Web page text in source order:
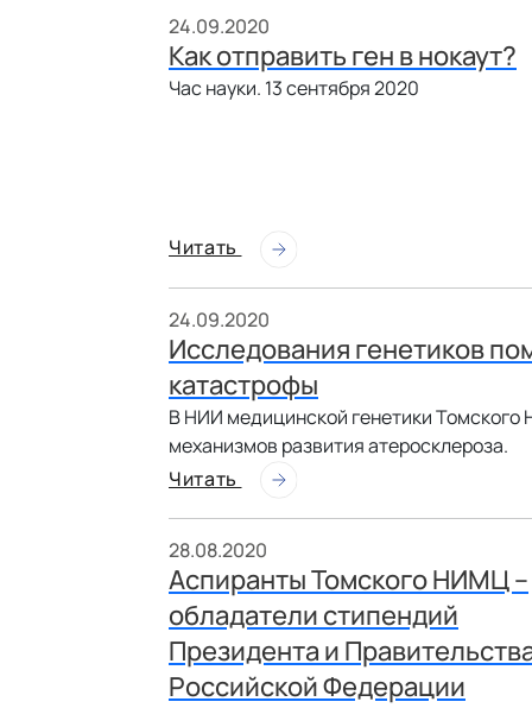
24.09.2020
Как отправить ген в нокаут?
Час науки. 13 сентября 2020
Читать
24.09.2020
Исследования генетиков
катастрофы
В НИИ медицинской генетики
механизмов развития атеросклероза.
Читать
28.08.2020
Аспиранты Томского НИМЦ –
обладатели стипендий
Президента и
Российской Федерации